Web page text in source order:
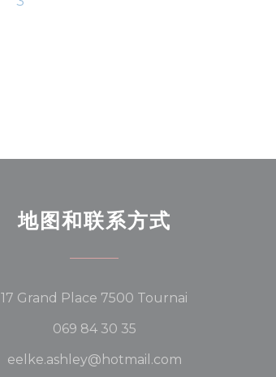
地图和联系方式
17 Grand Place 7500 Tournai
069 84 30 35
eelke.ashley@hotmail.com